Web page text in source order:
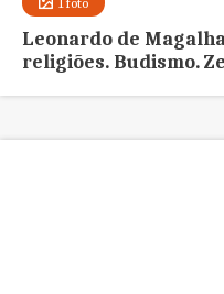
Leonardo de
religiões. Budismo.